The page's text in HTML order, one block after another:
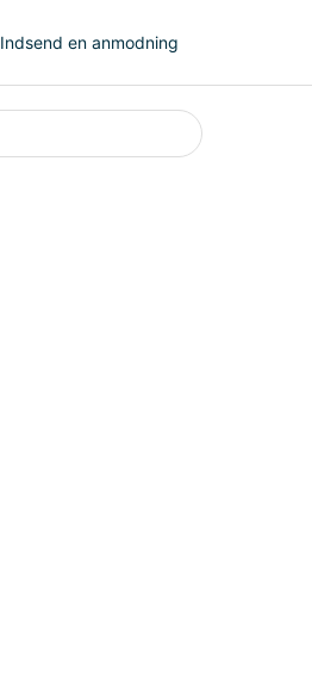
Indsend en anmodning